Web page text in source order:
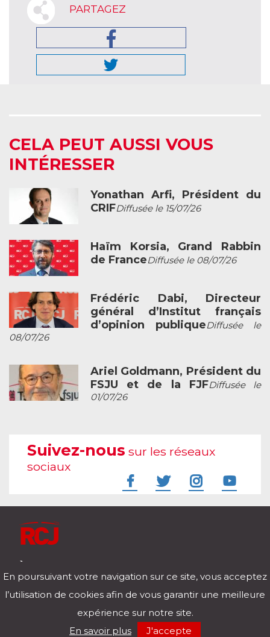
PARTAGEZ
CELA PEUT AUSSI VOUS
INTÉRESSER
Yonathan Arfi, Président du
CRIFDiffusée le 15/07/26
Haïm Korsia, Grand Rabbin
de FranceDiffusée le 08/07/26
Frédéric Dabi, Directeur
général d’Institut français
d’opinion publiqueDiffusée le
08/07/26
Ariel Goldmann, Président du
FSJU et de la FJFDiffusée le
01/07/26
Suivez-nous sur les réseaux
sociaux
Télécharger notre application pour iOs et Android
En poursuivant votre navigation sur ce site, vous acceptez
l’utilisation de cookies afin de vous garantir une meilleure
expérience sur notre site.
En savoir plus
J'accepte